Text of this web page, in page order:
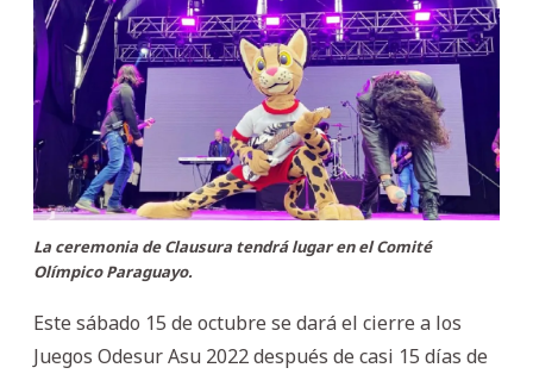
La ceremonia de Clausura tendrá lugar en el Comité
Olímpico Paraguayo.
Este sábado 15 de octubre se dará el cierre a los
Juegos Odesur Asu 2022 después de casi 15 días de